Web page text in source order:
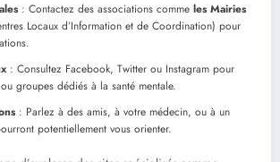
: Contactez des associations comme les Mairies
Locaux d’Information et de Coordination) pour
: Consultez Facebook, Twitter ou Instagram pour
groupes dédiés à la santé mentale.
: Parlez à des amis, à votre médecin, ou à un
potentiellement vous orienter.